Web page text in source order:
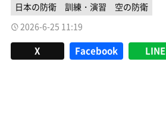
日本の防衛 訓練・演習
空の防衛
2026-6-25 11:19
X Facebook LINE